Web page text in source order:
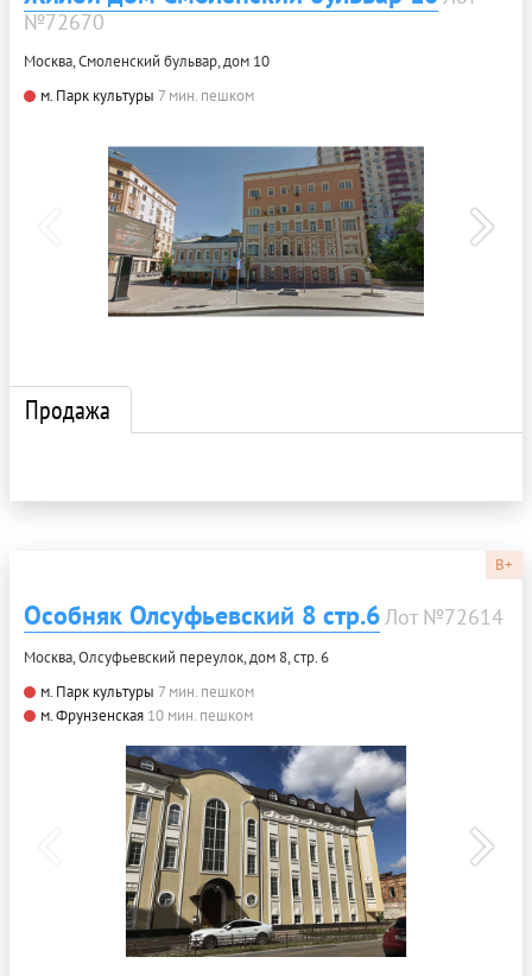
№72670
Москва, Смоленский бульвар, дом 10
м. Парк культуры 7 мин. пешком
Продажа
B+
Особняк Олсуфьевский 8 стр.6Лот №72614
Москва, Олсуфьевский переулок, дом 8, стр. 6
м. Парк культуры 7 мин. пешком
м. Фрунзенская 10 мин. пешком